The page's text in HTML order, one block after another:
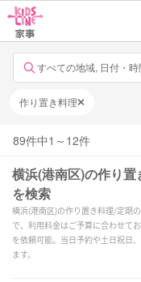
すべての地域, 日付・
作り置き料理
89件中1 ～ 12件
横浜(港南区)の作り
を検索
横浜(港南区)の作り置き料理/定期
で、利用料金はご予算に合わせて
を依頼可能。当日予約や土日祝日
ます。